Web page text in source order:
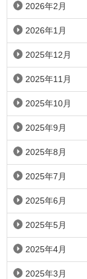
2026年2月
2026年1月
2025年12月
2025年11月
2025年10月
2025年9月
2025年8月
2025年7月
2025年6月
2025年5月
2025年4月
2025年3月